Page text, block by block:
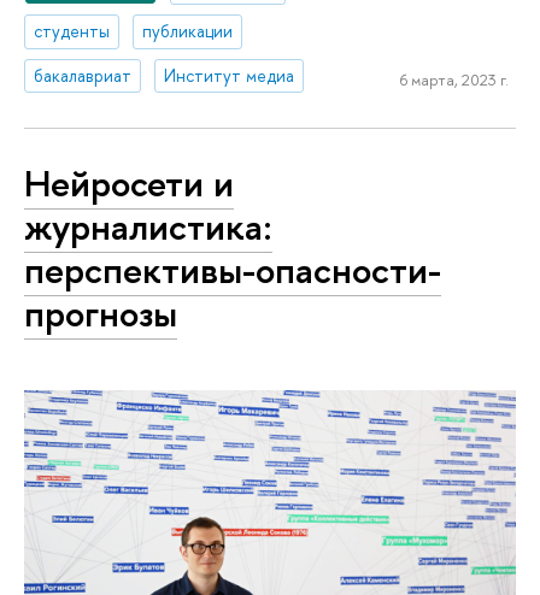
студенты
публикации
бакалавриат
Институт медиа 6 марта, 2023 г.
Нейросети и
журналистика:
перспективы-опасности-
прогнозы